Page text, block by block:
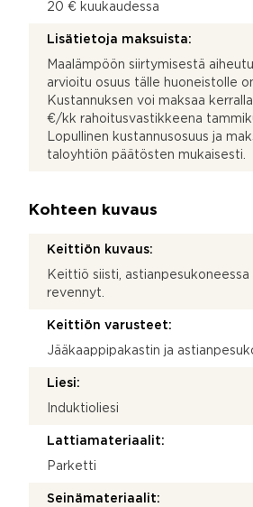
20 € kuukaudessa
Lisätietoja maksuista:
Maalämpöön siirtymisestä
arvioitu osuus tälle huoneistolle
Kustannuksen voi maksaa
€/kk rahoitusvastikkeena
Lopullinen kustannusosuus ja
taloyhtiön päätösten mukaisesti.
Kohteen kuvaus
Keittiön kuvaus:
Keittiö siisti,
revennyt.
Keittiön varusteet:
Jääkaappipakastin ja
Liesi:
Induktioliesi
Lattiamateriaalit:
Parketti
Seinämateriaalit: